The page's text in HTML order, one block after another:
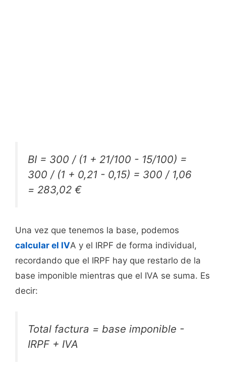
BI = 300 / (1 + 21/100 - 15/100) =
300 / (1 + 0,21 - 0,15) = 300 / 1,06
= 283,02 €
Una vez que tenemos la base, podemos
calcular el IVA y el IRPF de forma individual,
recordando que el IRPF hay que restarlo de la
base imponible mientras que el IVA se suma. Es
decir:
Total factura = base imponible -
IRPF + IVA